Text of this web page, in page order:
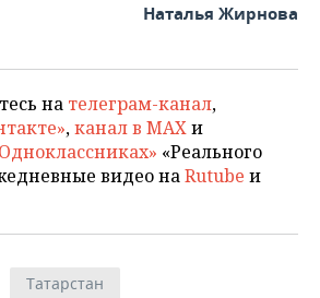
Наталья Жирнова
на телеграм-канал,
,канал в MAXи
«Реального
видео наRutube и
Татарстан